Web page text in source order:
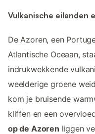
Vulkanische eilanden
De Azoren, een
Atlantische Oceaan,
indrukwekkende
weelderige groene
kom je bruisende
kliffen en een
op de Azoren liggen